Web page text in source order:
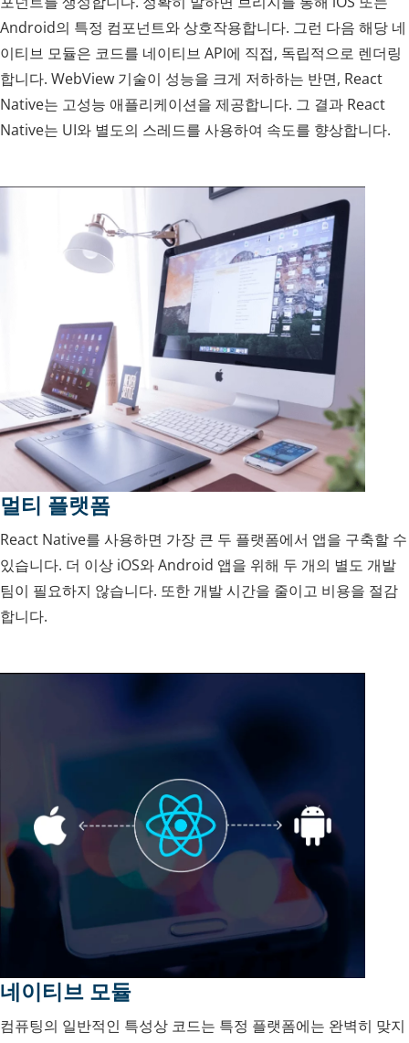
Android의 특정 컴포넌트와 상호작용합니다. 그런 다음 해당 네
이티브 모듈은 코드를 네이티브 API에 직접, 독립적으로 렌더링
합니다. WebView 기술이 성능을 크게 저하하는 반면, React
Native는 고성능 애플리케이션을 제공합니다. 그 결과 React
Native는 UI와 별도의 스레드를 사용하여 속도를 향상합니다.
멀티 플랫폼
React Native를 사용하면 가장 큰 두 플랫폼에서 앱을 구축할 수
있습니다. 더 이상 iOS와 Android 앱을 위해 두 개의 별도 개발
팀이 필요하지 않습니다. 또한 개발 시간을 줄이고 비용을 절감
합니다.
네이티브 모듈
컴퓨팅의 일반적인 특성상 코드는 특정 플랫폼에는 완벽히 맞지